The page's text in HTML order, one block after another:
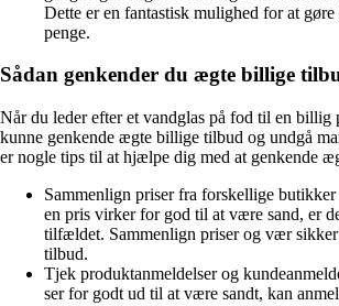
Dette er en fantastisk mulighed for at gøre
penge.
Sådan genkender du ægte billige
Når du leder efter et vandglas på fod til en billig
kunne genkende ægte billige tilbud og undgå
er nogle tips til at hjælpe dig med at genkende
Sammenlign priser fra forskellige
en pris virker for god til at være sand, er
tilfældet. Sammenlign priser og vær
tilbud.
Tjek produktanmeldelser og
ser for godt ud til at være sandt, kan